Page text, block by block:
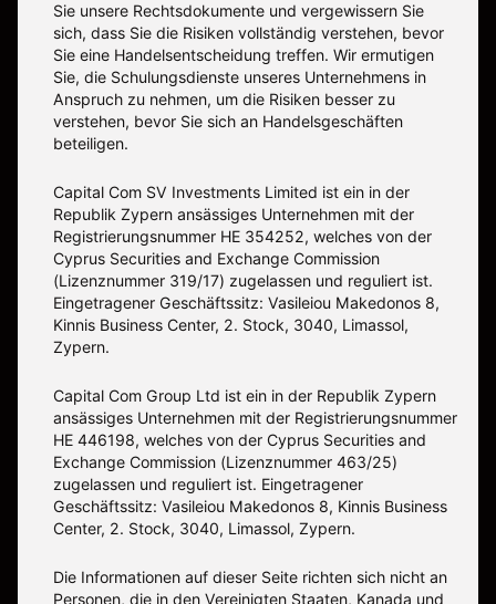
Sie unsere Rechtsdokumente und vergewissern Sie
sich, dass Sie die Risiken vollständig verstehen, bevor
Sie eine Handelsentscheidung treffen. Wir ermutigen
Sie, die Schulungsdienste unseres Unternehmens in
Anspruch zu nehmen, um die Risiken besser zu
verstehen, bevor Sie sich an Handelsgeschäften
beteiligen.
Capital Com SV Investments Limited ist ein in der
Republik Zypern ansässiges Unternehmen mit der
Registrierungsnummer HE 354252, welches von der
Cyprus Securities and Exchange Commission
(Lizenznummer 319/17) zugelassen und reguliert ist.
Eingetragener Geschäftssitz: Vasileiou Makedonos 8,
Kinnis Business Center, 2. Stock, 3040, Limassol,
Zypern.
Capital Com Group Ltd ist ein in der Republik Zypern
ansässiges Unternehmen mit der Registrierungsnummer
ΗΕ 446198, welches von der Cyprus Securities and
Exchange Commission (Lizenznummer 463/25)
zugelassen und reguliert ist. Eingetragener
Geschäftssitz: Vasileiou Makedonos 8, Kinnis Business
Center, 2. Stock, 3040, Limassol, Zypern.
Die Informationen auf dieser Seite richten sich nicht an
Personen, die in den Vereinigten Staaten, Kanada und